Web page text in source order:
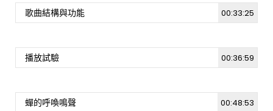
歌曲結構與功能 00:33:25
播放試驗 00:36:59
蟬的呼喚鳴聲 00:48:53